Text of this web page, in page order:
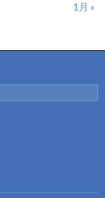
1月 »